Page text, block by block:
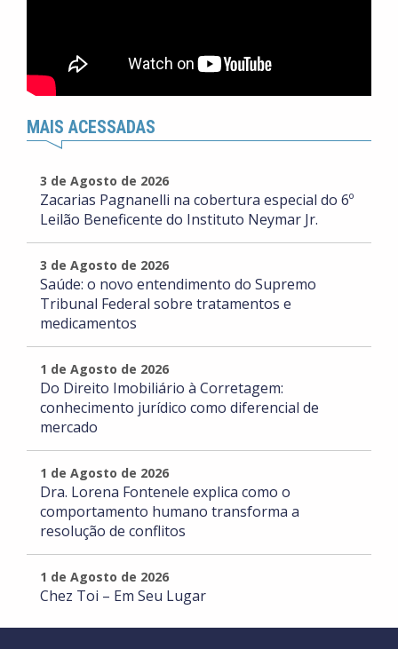
MAIS ACESSADAS
3 de Agosto de 2026
Zacarias Pagnanelli na cobertura especial do 6º
Leilão Beneficente do Instituto Neymar Jr.
3 de Agosto de 2026
Saúde: o novo entendimento do Supremo
Tribunal Federal sobre tratamentos e
medicamentos
1 de Agosto de 2026
Do Direito Imobiliário à Corretagem:
conhecimento jurídico como diferencial de
mercado
1 de Agosto de 2026
Dra. Lorena Fontenele explica como o
comportamento humano transforma a
resolução de conflitos
1 de Agosto de 2026
Chez Toi – Em Seu Lugar